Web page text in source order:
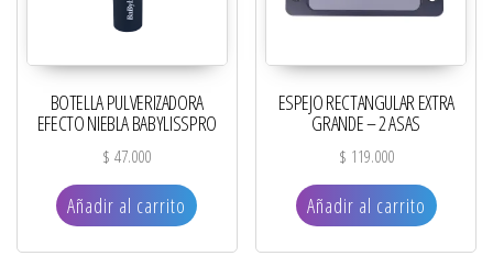
BOTELLA PULVERIZADORA
EFECTO NIEBLA BABYLISSPRO
$ 47.000
Añadir al carrito
ESPEJO RECTANGULAR EXTRA
GRANDE – 2 ASAS
$ 119.000
Añadir al carrito